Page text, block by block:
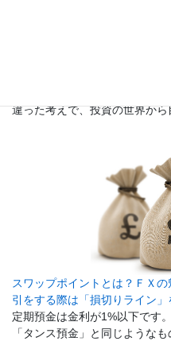
違った考えで、投資の世界か
スワップポイントとは？ＦＸ
引をする際は「損切りライン
定期預金は金利が1%以下です
「タンス預金」と同じようなも